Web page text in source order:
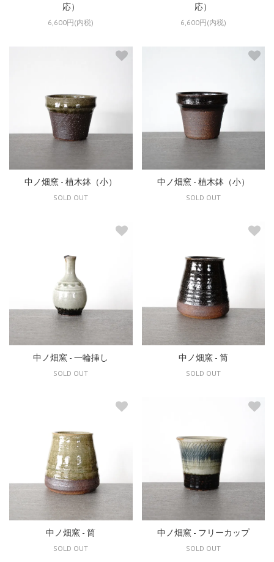
応）
6,600円(内税)
応）
6,600円(内税)
中ノ畑窯 - 植木鉢（小）
SOLD OUT
中ノ畑窯 - 植木鉢（小）
SOLD OUT
中ノ畑窯 - 一輪挿し
SOLD OUT
中ノ畑窯 - 筒
SOLD OUT
中ノ畑窯 - 筒
SOLD OUT
中ノ畑窯 - フリーカップ
SOLD OUT